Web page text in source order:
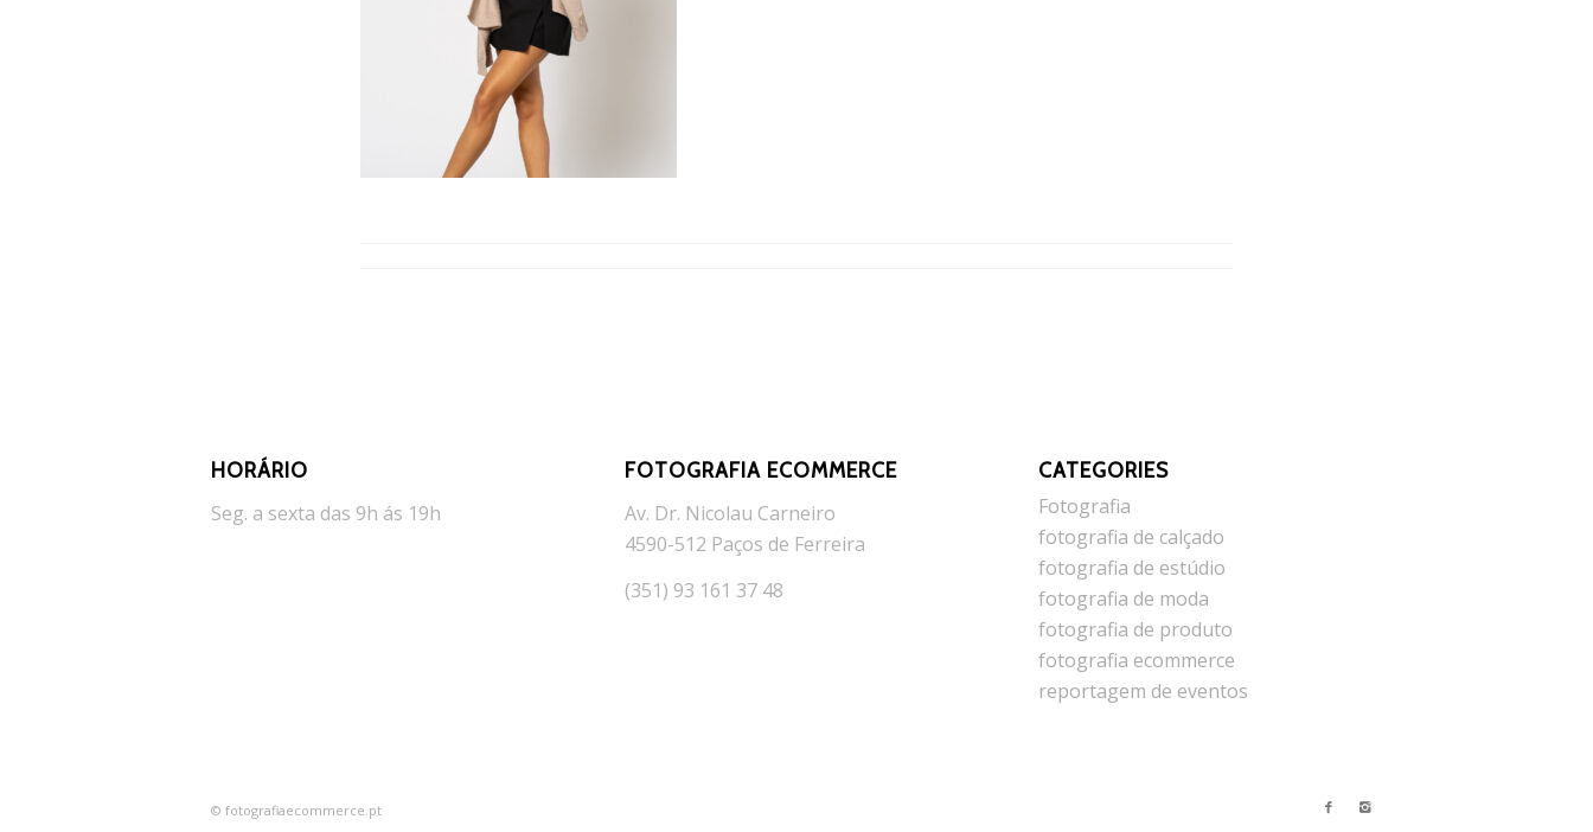
HORÁRIO
Seg. a sexta das 9h ás 19h
FOTOGRAFIA ECOMMERCE
Av. Dr. Nicolau Carneiro
4590-512 Paços de Ferreira
(351) 93 161 37 48
CATEGORIES
Fotografia
fotografia de calçado
fotografia de estúdio
fotografia de moda
fotografia de produto
fotografia ecommerce
reportagem de eventos
© fotografiaecommerce.pt